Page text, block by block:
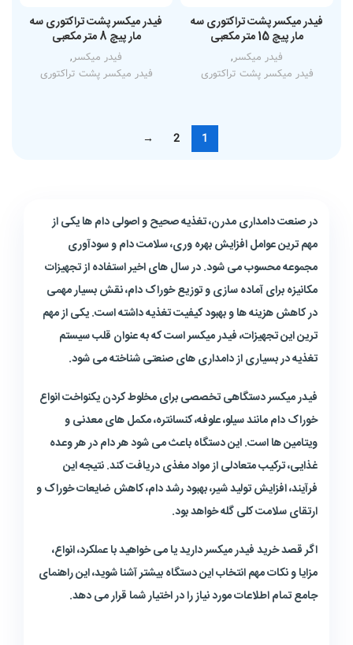
فیدر میکسر پشت تراکتوری سه
مار پیچ 15 متر مکعبی
فیدر میکسر,
فیدر میکسر پشت تراکتوری
فیدر میکسر پشت تراکتوری سه
مار پیچ 8 متر مکعبی
فیدر میکسر,
فیدر میکسر پشت تراکتوری
1
2
→
در صنعت دامداری مدرن، تغذیه صحیح و اصولی دام ها یکی از
مهم ترین عوامل افزایش بهره وری، سلامت دام و سودآوری
مجموعه محسوب می شود. در سال های اخیر استفاده از تجهیزات
مکانیزه برای آماده سازی و توزیع خوراک دام، نقش بسیار مهمی
در کاهش هزینه ها و بهبود کیفیت تغذیه داشته است. یکی از مهم
ترین این تجهیزات، فیدر میکسر است که به عنوان قلب سیستم
تغذیه در بسیاری از دامداری های صنعتی شناخته می شود.
فیدر میکسر دستگاهی تخصصی برای مخلوط کردن یکنواخت انواع
خوراک دام مانند سیلو، علوفه، کنسانتره، مکمل های معدنی و
ویتامین ها است. این دستگاه باعث می شود هر دام در هر وعده
غذایی، ترکیب متعادلی از مواد مغذی دریافت کند. نتیجه این
فرآیند، افزایش تولید شیر، بهبود رشد دام، کاهش ضایعات خوراک و
ارتقای سلامت کلی گله خواهد بود.
اگر قصد خرید فیدر میکسر دارید یا می خواهید با عملکرد، انواع،
مزایا و نکات مهم انتخاب این دستگاه بیشتر آشنا شوید، این راهنمای
جامع تمام اطلاعات مورد نیاز را در اختیار شما قرار می دهد.